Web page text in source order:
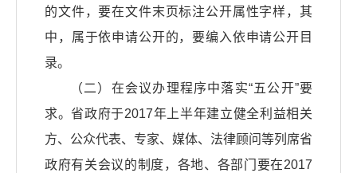
的文件，要在文件末页标注公开属性字样，其
中，属于依申请公开的，要编入依申请公开目
录。
（二）在会议办理程序中落实“五公开”要
求。省政府于2017年上半年建立健全利益相关
方、公众代表、专家、媒体、法律顾问等列席省
政府有关会议的制度，各地、各部门要在2017